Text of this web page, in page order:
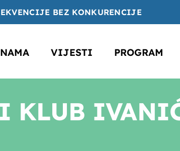
BEZ KONKURENCIJE
VIJESTI PROGRAM
KLUB